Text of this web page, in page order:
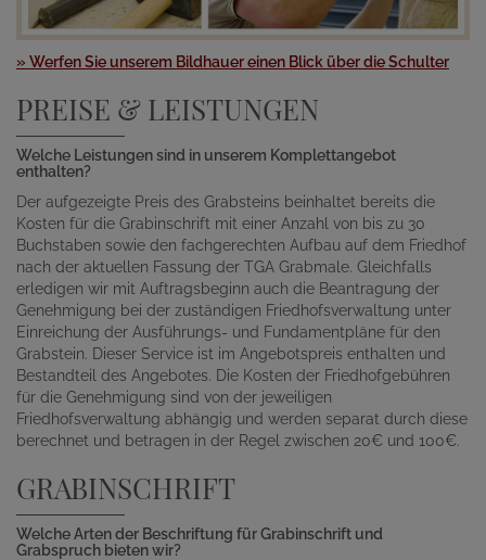
» Werfen Sie unserem Bildhauer einen Blick über die Schulter
PREISE & LEISTUNGEN
Welche Leistungen sind in unserem Komplettangebot
enthalten?
Der aufgezeigte Preis des Grabsteins beinhaltet bereits die
Kosten für die Grabinschrift mit einer Anzahl von bis zu 30
Buchstaben sowie den fachgerechten Aufbau auf dem Friedhof
nach der aktuellen Fassung der TGA Grabmale. Gleichfalls
erledigen wir mit Auftragsbeginn auch die Beantragung der
Genehmigung bei der zuständigen Friedhofsverwaltung unter
Einreichung der Ausführungs- und Fundamentpläne für den
Grabstein. Dieser Service ist im Angebotspreis enthalten und
Bestandteil des Angebotes. Die Kosten der Friedhofgebühren
für die Genehmigung sind von der jeweiligen
Friedhofsverwaltung abhängig und werden separat durch diese
berechnet und betragen in der Regel zwischen 20€ und 100€.
GRABINSCHRIFT
Welche Arten der Beschriftung für Grabinschrift und
Grabspruch bieten wir?